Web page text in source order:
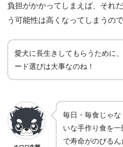
負担がかかってしまえば、それ
う可能性は高くなってしまうので
愛犬に長生きしてもらうために
ード選びは大事なのね！
毎日・毎食じゃ
いな手作り食を
で寿命がのびる